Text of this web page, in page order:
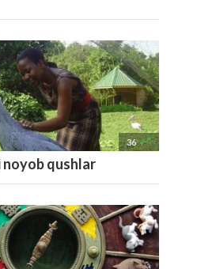
36 
noyob qushlar